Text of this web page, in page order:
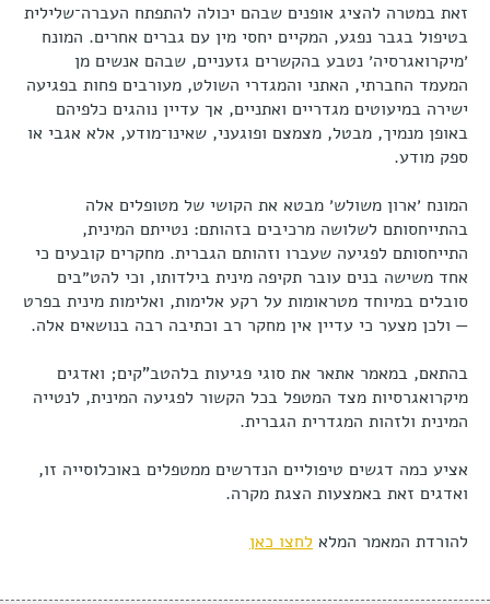
זאת במטרה להציג אופנים שבהם יכולה להתפתח העברה־שלילית
בטיפול בגבר נפגע, המקיים יחסי מין עם גברים אחרים. המונח
׳מיקרואגרסיה׳ נטבע בהקשרים גזעניים, שבהם אנשים מן
המעמד החברתי, האתני והמגדרי השולט, מעורבים פחות בפגיעה
ישירה במיעוטים מגדריים ואתניים, אך עדיין נוהגים כלפיהם
באופן מנמיך, מבטל, מצמצם ופוגעני, שאינו־מודע, אלא אגבי או
ספק מודע.
המונח ׳ארון משולש׳ מבטא את הקושי של מטופלים אלה
בהתייחסותם לשלושה מרכיבים בזהותם: נטייתם המינית,
התייחסותם לפגיעה שעברו וזהותם הגברית. מחקרים קובעים כי
אחד משישה בנים עובר תקיפה מינית בילדותו, וכי להט״בים
סובלים במיוחד מטראומות על רקע אלימות, ואלימות מינית בפרט
— ולכן מצער כי עדיין אין מחקר רב וכתיבה רבה בנושאים אלה.
בהתאם, במאמר אתאר את סוגי פגיעות בלהטב"קים; ואדגים
מיקרואגרסיות מצד המטפל בכל הקשור לפגיעה המינית, לנטייה
המינית ולזהות המגדרית הגברית.
אציע כמה דגשים טיפוליים הנדרשים ממטפלים באוכלוסייה זו,
ואדגים זאת באמצעות הצגת מקרה.
להורדת המאמר המלא לחצו כאן